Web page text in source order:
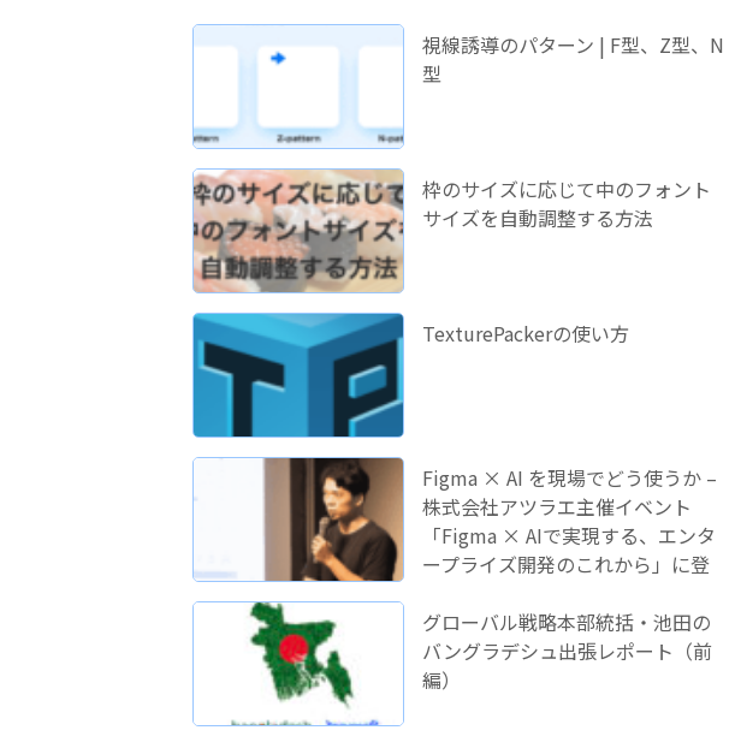
視線誘導のパターン | F型、Z型、N
型
枠のサイズに応じて中のフォント
サイズを自動調整する方法
TexturePackerの使い方
Figma × AI を現場でどう使うか –
株式会社アツラエ主催イベント
「Figma × AIで実現する、エンタ
ープライズ開発のこれから」に登
グローバル戦略本部統括・池田の
バングラデシュ出張レポート（前
編）